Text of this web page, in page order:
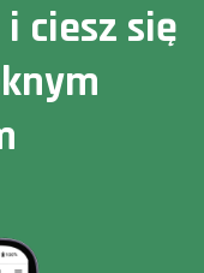
ciesz się